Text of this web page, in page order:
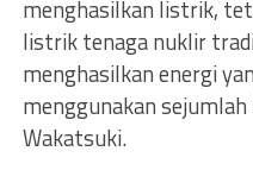
menghasilkan listrik,
listrik tenaga nuklir
menghasilkan energi
menggunakan sejumlah
Wakatsuki.